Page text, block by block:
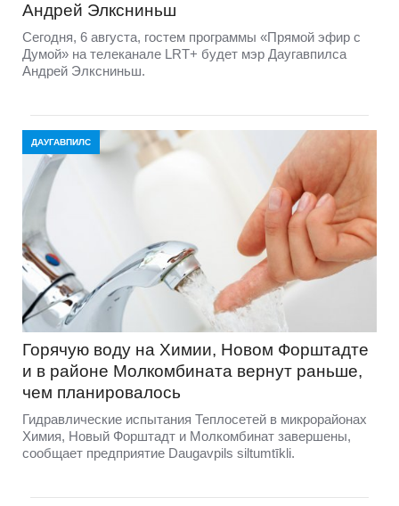
Андрей Элксниньш
Сегодня, 6 августа, гостем программы «Прямой эфир с
Думой» на телеканале LRT+ будет мэр Даугавпилса
Андрей Элксниньш.
ДАУГАВПИЛС
Горячую воду на Химии, Новом Форштадте
и в районе Молкомбината вернут раньше,
чем планировалось
Гидравлические испытания Теплосетей в микрорайонах
Химия, Новый Форштадт и Молкомбинат завершены,
сообщает предприятие Daugavpils siltumtīkli.